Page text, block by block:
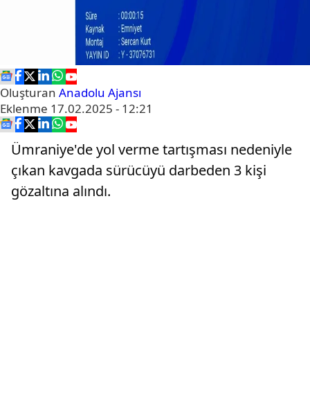
Oluşturan Anadolu Ajansı
Eklenme 17.02.2025 - 12:21
Ümraniye'de yol verme tartışması nedeniyle
çıkan kavgada sürücüyü darbeden 3 kişi
gözaltına alındı.